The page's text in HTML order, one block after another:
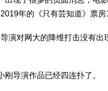
年的《只有芸知道》票房
演对网大的降维打击没有
导演作品已经四连扑了。